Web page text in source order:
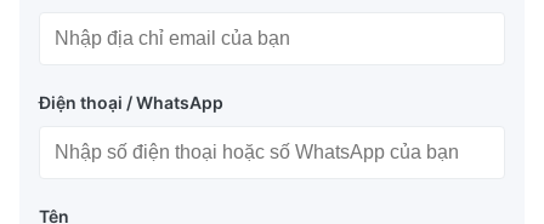
Điện thoại / WhatsApp
Tên